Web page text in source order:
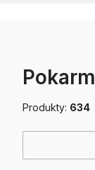
Pokarm
Produkty: 634